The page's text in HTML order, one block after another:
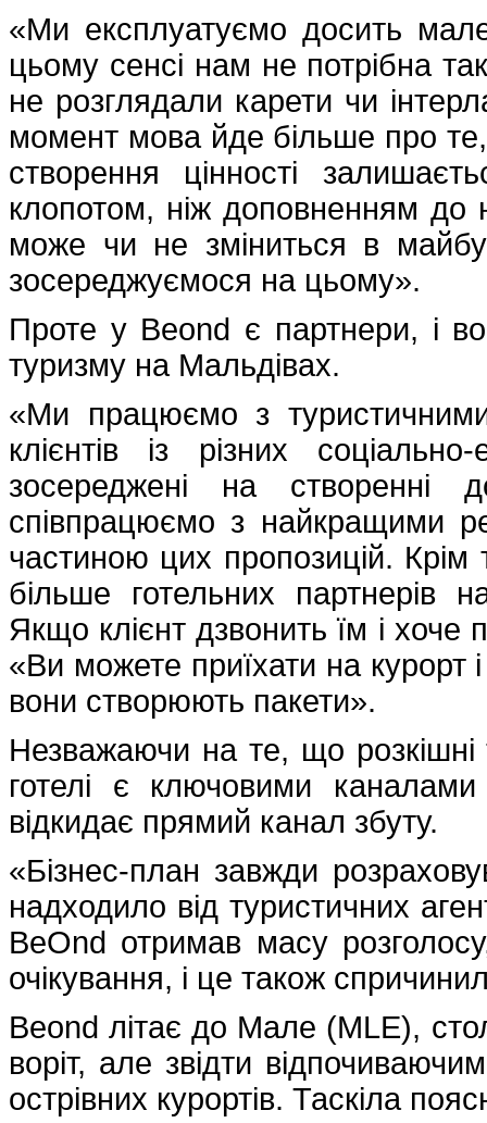
«Ми експлуатуємо досить
цьому сенсі нам не потрібна
не розглядали карети чи
момент мова йде більше про
створення цінності
клопотом, ніж доповненням
може чи не зміниться в
зосереджуємося на цьому».
Проте у Beond є партнери, і
туризму на Мальдівах.
«Ми працюємо з
клієнтів із різних
зосереджені на створенні
співпрацюємо з найкращими
частиною цих пропозицій.
більше готельних партнерів
Якщо клієнт дзвонить їм і хоче
«Ви можете приїхати на курорт
вони створюють пакети».
Незважаючи на те, що розкішні
готелі є ключовими
відкидає прямий канал збуту.
«Бізнес-план завжди
надходило від туристичних
BeOnd отримав масу
очікування, і це також
Beond літає до Мале (MLE),
воріт, але звідти
острівних курортів. Таскіла